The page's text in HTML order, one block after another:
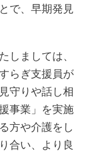
で、早期発見
しましては、
らぎ支援員が
守りや話し相
事業」を実施
方や介護をし
合い、より良